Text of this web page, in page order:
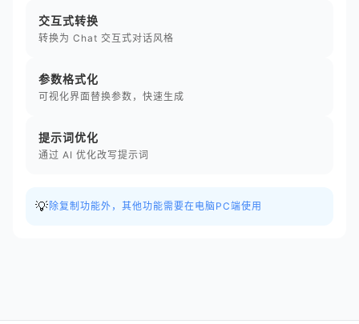
交互式转换
转换为 Chat 交互式对话风格
参数格式化
可视化界面替换参数，快速生成
提示词优化
通过 AI 优化改写提示词
💡 除复制功能外，其他功能需要在电脑PC端使用